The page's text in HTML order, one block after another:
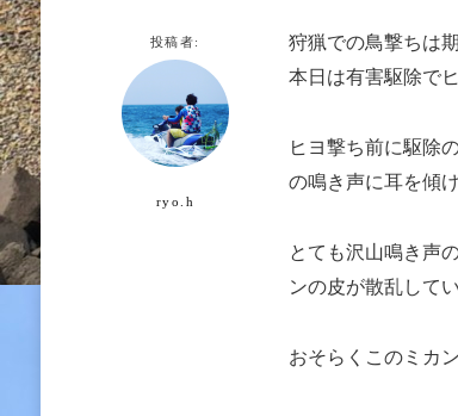
投稿者:
ryo.h
狩猟での鳥撃ちは
本日は有害駆除で
ヒヨ撃ち前に駆除
の鳴き声に耳を傾け
とても沢山鳴き声
ンの皮が散乱してい
おそらくこのミカ